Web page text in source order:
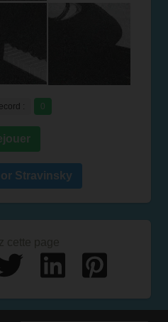
: 0
Stravinsky